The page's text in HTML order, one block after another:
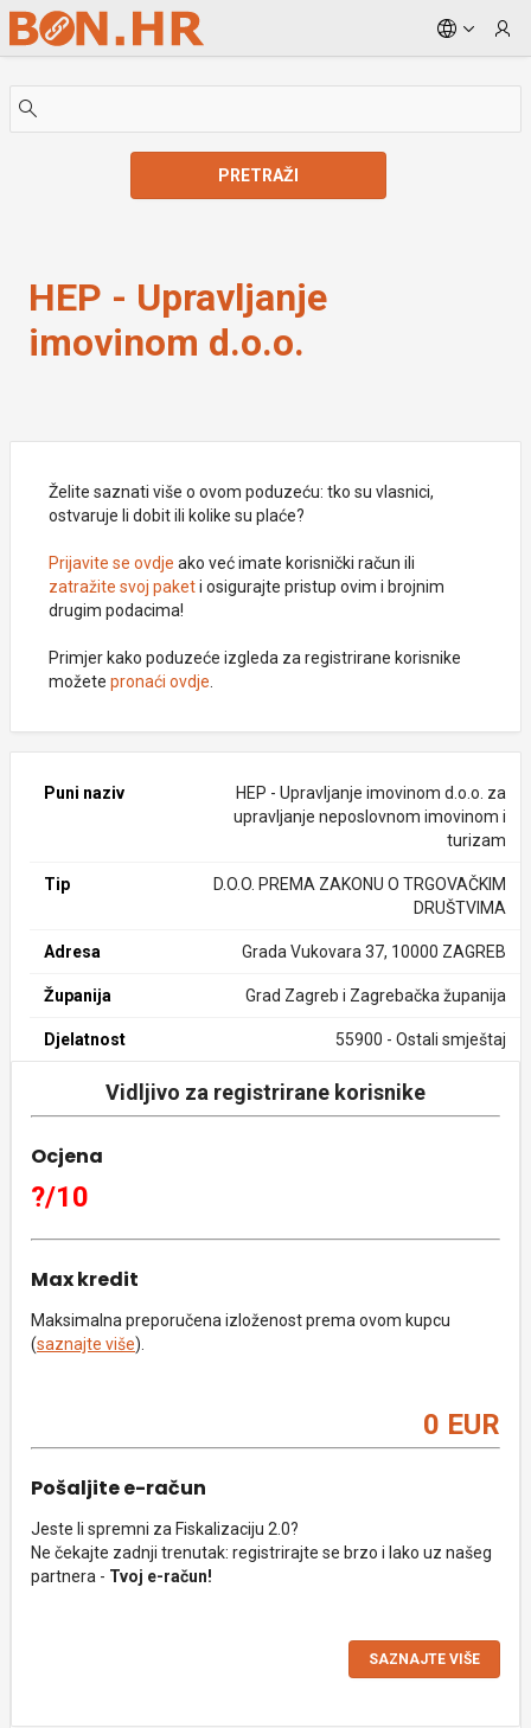
Skip to Main Content
PRETRAŽI
HEP - Upravljanje
imovinom d.o.o.
Želite saznati više o ovom poduzeću: tko su vlasnici,
ostvaruje li dobit ili kolike su plaće?
Prijavite se ovdje ako već imate korisnički račun ili
zatražite svoj paketi osigurajte pristup ovim i brojnim
drugim podacima!
Primjer kako poduzeće izgleda za registrirane korisnike
možete pronaći ovdje
Puni naziv
HEP - Upravljanje imovinom d.o.o. za
upravljanje neposlovnom imovinom i
turizam
Tip
D.O.O. PREMA ZAKONU O TRGOVAČKIM
DRUŠTVIMA
Adresa Grada Vukovara 37, 10000 ZAGREB
Županija Grad Zagreb i Zagrebačka županija
Djelatnost 55900 - Ostali smještaj
Vidljivo za registrirane korisnike
Ocjena
?/10
Max kredit
Maksimalna preporučena izloženost prema ovom kupcu
(saznajte više).
0 EUR
Pošaljite e-račun
Jeste li spremni za Fiskalizaciju 2.0?
Ne čekajte zadnji trenutak: registrirajte se brzo i lako uz našeg
partnera - Tvoj e-račun!
SAZNAJTE VIŠE